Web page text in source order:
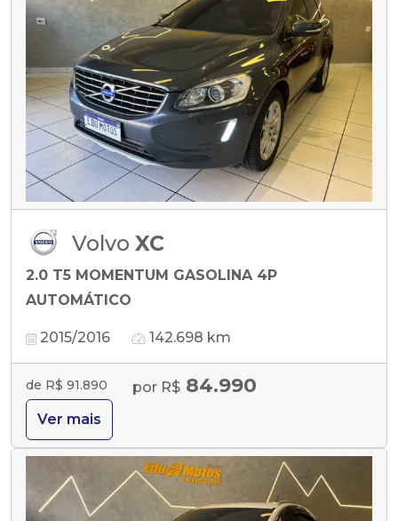
Volvo XC
2.0 T5 MOMENTUM GASOLINA 4P
AUTOMÁTICO
2015/2016 142.698 km
de R$ 91.890 por R$ 84.990
Ver mais